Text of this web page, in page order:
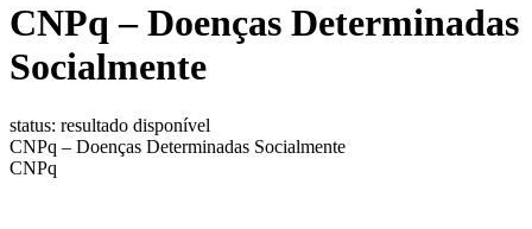
CNPq – Doenças Determinadas
Socialmente
status: resultado disponível
CNPq – Doenças Determinadas Socialmente
CNPq